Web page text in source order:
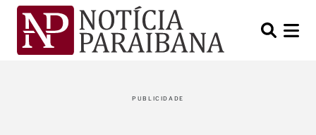
PUBLICIDADE